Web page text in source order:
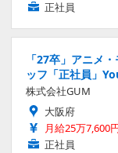
正社員
「27卒」アニメ
ッフ「正社員」
株式会社GUM
大阪府
月給25万7,600
正社員